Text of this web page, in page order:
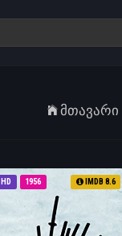
Მთავარი
HD 1956 IMDB 8.6